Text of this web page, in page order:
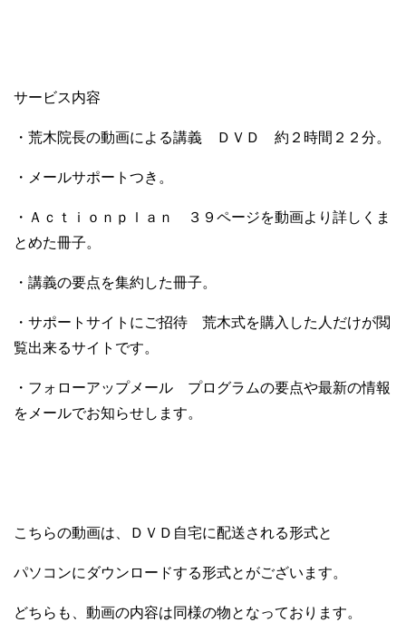
サービス内容
・荒木院長の動画による講義 ＤＶＤ 約２時間２２分。
・メールサポートつき。
・Ａｃｔｉｏｎｐｌａｎ ３９ページを動画より詳しくま
とめた冊子。
・講義の要点を集約した冊子。
・サポートサイトにご招待 荒木式を購入した人だけが閲
覧出来るサイトです。
・フォローアップメール プログラムの要点や最新の情報
をメールでお知らせします。
こちらの動画は、ＤＶＤ自宅に配送される形式と
パソコンにダウンロードする形式とがございます。
どちらも、動画の内容は同様の物となっております。